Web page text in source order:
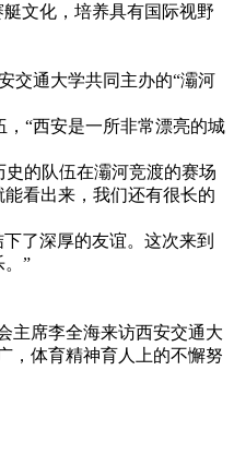
文化，培养具有国际视野
交通大学共同主办的“灞河
“西安是一所非常漂亮的城
的队伍在灞河竞渡的赛场
看出来，我们还有很长的
了深厚的友谊。这次来到
。”
主席李全海来访西安交通大
，体育精神育人上的不懈努